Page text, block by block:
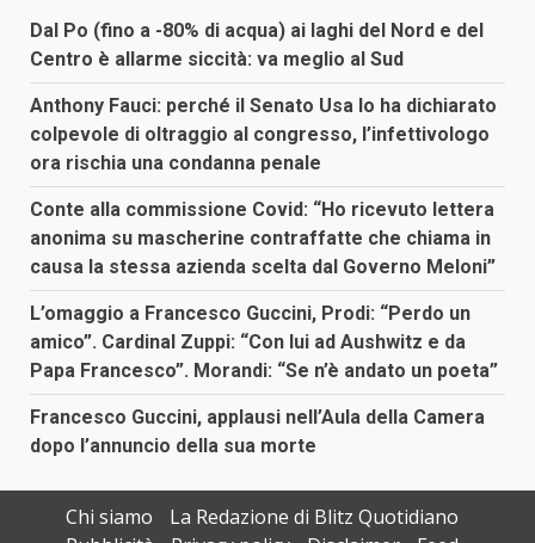
Dal Po (fino a -80% di acqua) ai laghi del Nord e del
Centro è allarme siccità: va meglio al Sud
Anthony Fauci: perché il Senato Usa lo ha dichiarato
colpevole di oltraggio al congresso, l’infettivologo
ora rischia una condanna penale
Conte alla commissione Covid: “Ho ricevuto lettera
anonima su mascherine contraffatte che chiama in
causa la stessa azienda scelta dal Governo Meloni”
L’omaggio a Francesco Guccini, Prodi: “Perdo un
amico”. Cardinal Zuppi: “Con lui ad Aushwitz e da
Papa Francesco”. Morandi: “Se n’è andato un poeta”
Francesco Guccini, applausi nell’Aula della Camera
dopo l’annuncio della sua morte
Chi siamo
La Redazione di Blitz Quotidiano